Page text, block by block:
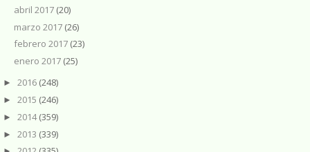
abril 2017 (20)
marzo 2017 (26)
febrero 2017 (23)
enero 2017 (25)
► 2016 (248)
► 2015 (246)
► 2014(359)
► 2013 (339)